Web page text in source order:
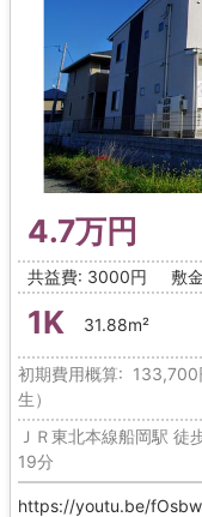
4.7万円
共益費: 3000円 敷
1K 31.88m²
初期費用概算: 133,700
生）
ＪＲ東北本線船岡駅 徒
19分
https://youtu.be/